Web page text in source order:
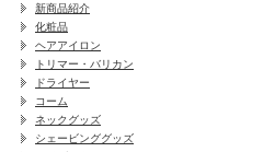
新商品紹介
化粧品
ヘアアイロン
トリマー・バリカン
ドライヤー
コーム
ネックグッズ
シェービンググッズ